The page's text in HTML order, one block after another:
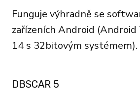
Funguje výhradně se
zařízeních Android (Android
14 s 32bitovým systémem).
DBSCAR 5